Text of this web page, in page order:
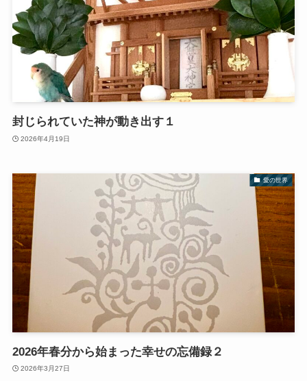
封じられていた神が動き出す１
2026年4月19日
愛の世界
2026年春分から始まった幸せの忘備録２
2026年3月27日